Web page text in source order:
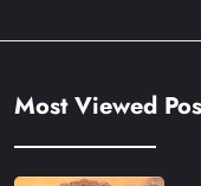
Most Viewed